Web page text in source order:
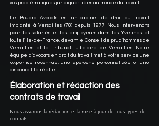
vos problématiques juridiques liées au monde du travail.
Le Bouard Avocats est un cabinet de droit du travail
implanté à Versailles (78) depuis 1977. Nous intervenons
pour les salariés et les employeurs dans les Yvelines et
toute l'Île-de-France, devant le Conseil de prud'hommes de
Versailles et le Tribunal judiciaire de Versailles. Notre
équipe d'avocats en droit du travail met à votre service une
expertise reconnue, une approche personnalisée et une
disponibilité réelle.
Élaboration et rédaction des
contrats de travail
Nous assurons la rédaction et la mise à jour de tous types de
contrats :